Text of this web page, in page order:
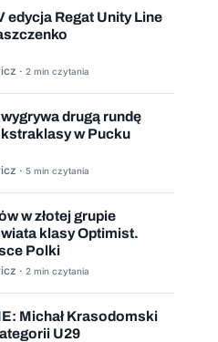
edycja Regat Unity Line
· 2 min czytania
drugą rundę
w Pucku
· 5 min czytania
w złotej grupie
klasy Optimist.
Polki
· 2 min czytania
Michał Krasodomski
U29